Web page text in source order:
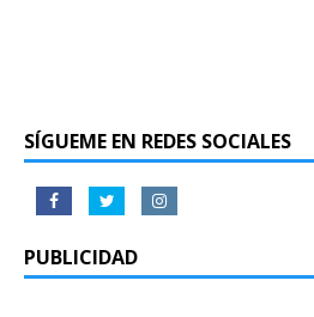
SÍGUEME EN REDES SOCIALES
PUBLICIDAD